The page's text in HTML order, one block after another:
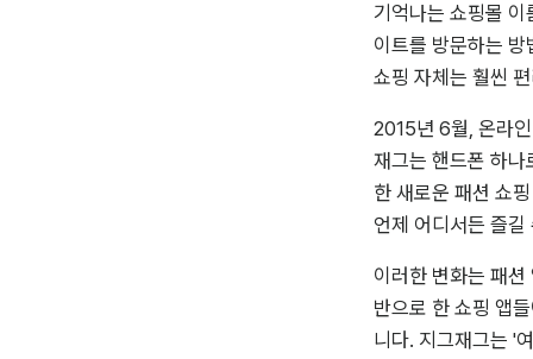
기억나는 쇼핑몰
이트를 방문하는 방
쇼핑 자체는 훨씬
2015년 6월, 온라
재그는 핸드폰 하나
한 새로운 패션 쇼
언제 어디서든 즐길
이러한 변화는 패
반으로 한 쇼핑 앱
니다. 지그재그는 '